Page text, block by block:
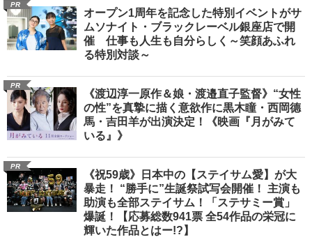
PR
オープン1周年を記念した特別イベントがサ
ムソナイト・ブラックレーベル銀座店で開
催 仕事も人生も自分らしく～笑顔あふれ
る特別対談～
PR
《渡辺淳一原作＆娘・渡邉直子監督》“女性
の性”を真摯に描く意欲作に黒木瞳・西岡德
馬・吉田羊が出演決定！《映画『月がみて
いる』》
PR
《祝59歳》日本中の【ステイサム愛】が大
暴走！ “勝手に”生誕祭試写会開催！ 主演も
助演も全部ステイサム！「ステサミー賞」
爆誕！【応募総数941票 全54作品の栄冠に
輝いた作品とはー!?】